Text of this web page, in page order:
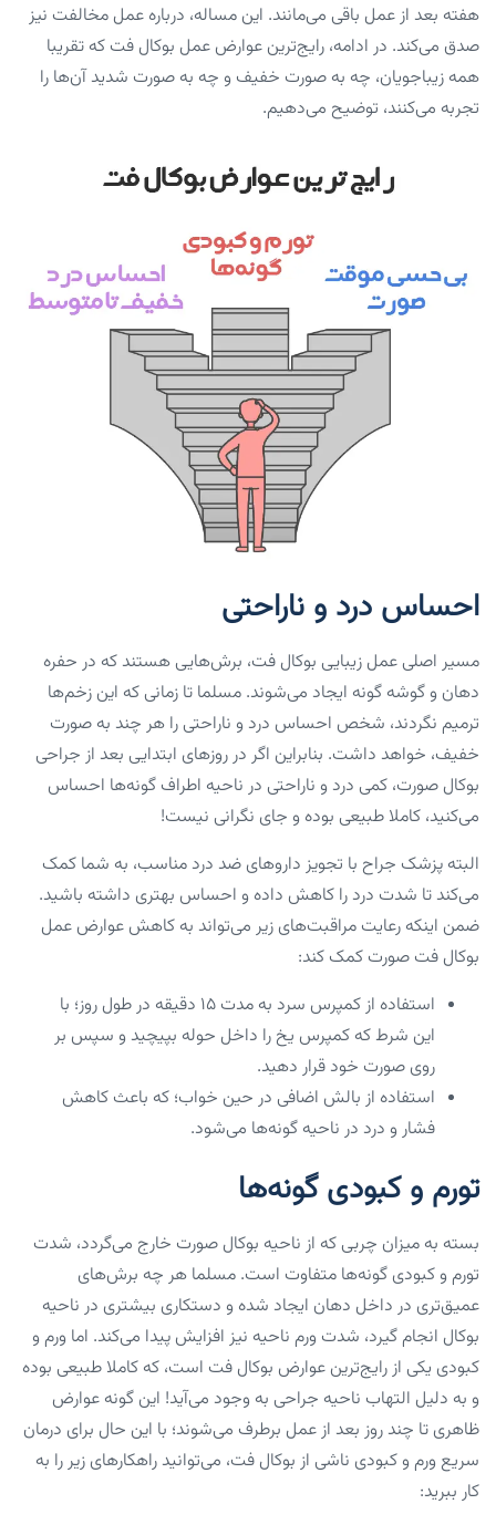
هفته بعد از عمل باقی می‌مانند. این مساله، درباره عمل مخالفت نیز
صدق می‌کند. در ادامه، رایج‌ترین عوارض عمل بوکال فت که تقریبا
همه زیباجویان، چه به صورت خفیف و چه به صورت شدید آن‌ها را
تجربه می‌کنند، توضیح می‌دهیم.
احساس درد و ناراحتی
مسیر اصلی عمل زیبایی بوکال فت، برش‌هایی هستند که در حفره
دهان و گوشه گونه ایجاد می‌شوند. مسلما تا زمانی که این زخم‌ها
ترمیم نگردند، شخص احساس درد و ناراحتی را هر چند به صورت
خفیف، خواهد داشت. بنابراین اگر در روزهای ابتدایی بعد از جراحی
بوکال صورت، کمی درد و ناراحتی در ناحیه اطراف گونه‌ها احساس
می‌کنید، کاملا طبیعی بوده و جای نگرانی نیست!
البته پزشک جراح با تجویز داروهای ضد درد مناسب، به شما کمک
می‌کند تا شدت درد را کاهش داده و احساس بهتری داشته باشید.
ضمن اینکه رعایت مراقبت‌های زیر می‌تواند به کاهش عوارض عمل
بوکال فت صورت کمک کند:
استفاده از کمپرس سرد به مدت ۱۵ دقیقه در طول روز؛ با
این شرط که کمپرس یخ را داخل حوله بپیچید و سپس بر
روی صورت خود قرار دهید.
استفاده از بالش اضافی در حین خواب؛ که باعث کاهش
فشار و درد در ناحیه گونه‌ها می‌شود.
تورم و کبودی گونه‌ها
بسته به میزان چربی که از ناحیه بوکال صورت خارج می‌گردد، شدت
تورم و کبودی گونه‌ها متفاوت است. مسلما هر چه برش‌های
عمیق‌تری در داخل دهان ایجاد شده و دستکاری بیشتری در ناحیه
بوکال انجام گیرد، شدت ورم ناحیه نیز افزایش پیدا می‌کند. اما ورم و
کبودی یکی از رایج‌ترین عوارض بوکال فت است، که کاملا طبیعی بوده
و به دلیل التهاب ناحیه جراحی به وجود می‌آید! این گونه عوارض
ظاهری تا چند روز بعد از عمل برطرف می‌شوند؛ با این حال برای درمان
سریع ورم و کبودی ناشی از بوکال فت، می‌توانید راهکارهای زیر را به
کار ببرید: